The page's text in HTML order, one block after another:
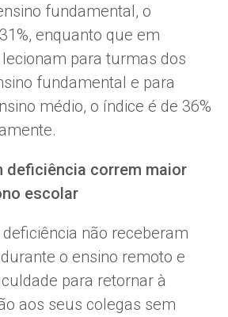
fundamental, o
enquanto que em
para turmas dos
fundamental e para
médio, o índice é de 36%
deficiência correm maior
escolar
não receberam
o ensino remoto e
para retornar à
aos seus colegas sem